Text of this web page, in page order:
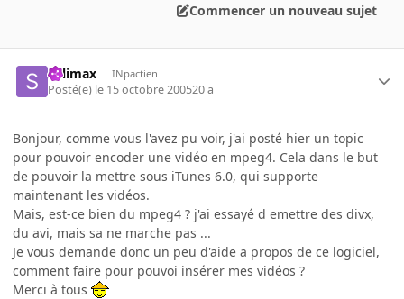
Commencer un nouveau sujet
Salimax INpactien
Posté(e) le 15 octobre 200520 a
Bonjour, comme vous l'avez pu voir, j'ai posté hier un topic
pour pouvoir encoder une vidéo en mpeg4. Cela dans le but
de pouvoir la mettre sous iTunes 6.0, qui supporte
maintenant les vidéos.
Mais, est-ce bien du mpeg4 ? j'ai essayé d emettre des divx,
du avi, mais sa ne marche pas ...
Je vous demande donc un peu d'aide a propos de ce logiciel,
comment faire pour pouvoi insérer mes vidéos ?
Merci à tous